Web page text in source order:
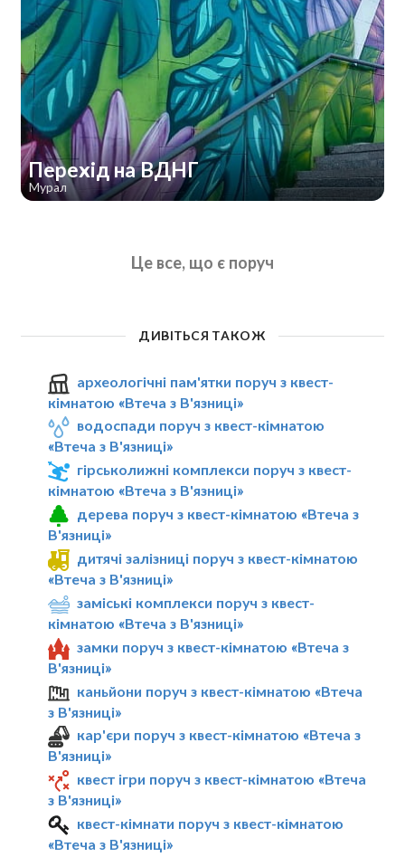
Перехід на ВДНГ
Мурал
Це все, що є поруч
ДИВІТЬСЯ ТАКОЖ
археологічні пам'ятки поруч з квест-
кімнатою «Втеча з В'язниці»
водоспади поруч з квест-кімнатою
«Втеча з В'язниці»
гірськолижні комплекси поруч з квест-
кімнатою «Втеча з В'язниці»
дерева поруч з квест-кімнатою «Втеча з
В'язниці»
дитячі залізниці поруч з квест-кімнатою
«Втеча з В'язниці»
заміські комплекси поруч з квест-
кімнатою «Втеча з В'язниці»
замки поруч з квест-кімнатою «Втеча з
В'язниці»
каньйони поруч з квест-кімнатою «Втеча
з В'язниці»
кар'єри поруч з квест-кімнатою «Втеча з
В'язниці»
квест ігри поруч з квест-кімнатою «Втеча
з В'язниці»
квест-кімнати поруч з квест-кімнатою
«Втеча з В'язниці»